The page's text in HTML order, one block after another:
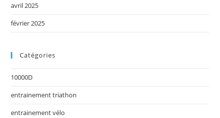
avril 2025
février 2025
Catégories
10000D
entrainement triathon
entrainement vélo